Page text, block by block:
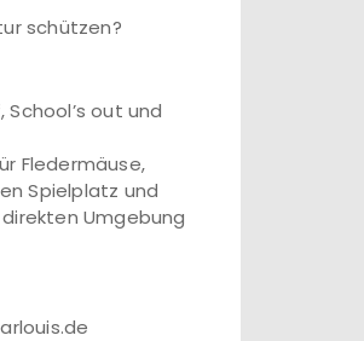
schützen?
out und
Fledermäuse,
Spielplatz und
Umgebung